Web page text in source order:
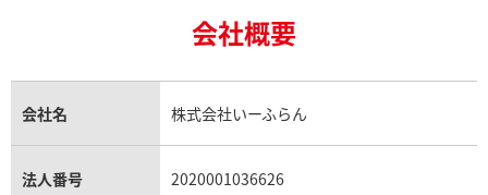
金貨買取
貴金属買取
銀・シルバー買取
パラジウム買取
トパーズ買取
タンザナイト買取
キャッツアイ買取
ロレックス エクスプローラー買取
ロレックス デイトジャスト買取
パテック フィリップノーチラス買取
ヴァシュロン・コンスタンタン買取
シャネル マトラッセ買取
セリーヌ買取
ヴァンクリーフ＆アーペル買取
ショーメ買取
ダミアーニ買取
会社概要
会社名 株式会社いーふらん
法人番号 2020001036626